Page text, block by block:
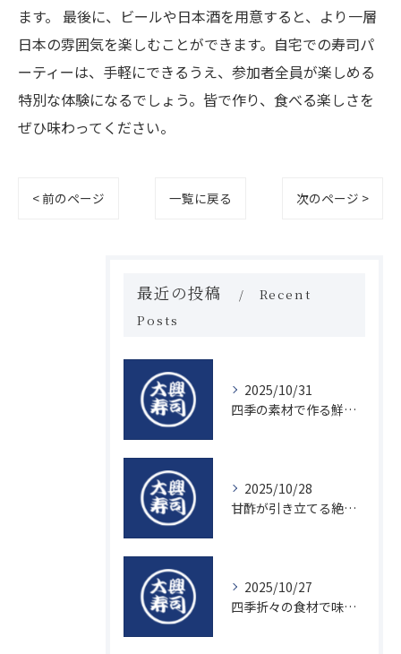
ます。 最後に、ビールや日本酒を用意すると、より一層
日本の雰囲気を楽しむことができます。自宅での寿司パ
ーティーは、手軽にできるうえ、参加者全員が楽しめる
特別な体験になるでしょう。皆で作り、食べる楽しさを
ぜひ味わってください。
< 前のページ 一覧に戻る 次のページ >
最近の投稿
Recent
Posts
2025/10/31
四季の素材で作る鮮度抜群の握り寿司の魅力
2025/10/28
甘酢が引き立てる絶品寿司のシャリの秘密
2025/10/27
四季折々の食材で味わう絶品握り寿司の魅力